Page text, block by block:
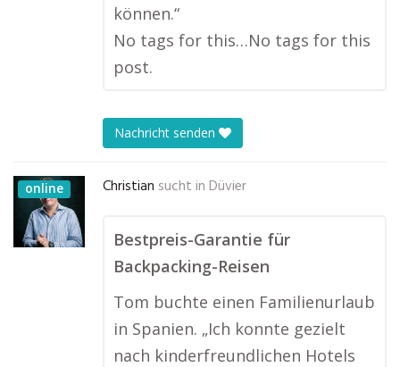
können.“
No tags for this…No tags for this
post.
Nachricht senden
online Christian sucht in Düvier
Bestpreis-Garantie für
Backpacking-Reisen
Tom buchte einen Familienurlaub
in Spanien. „Ich konnte gezielt
nach kinderfreundlichen Hotels